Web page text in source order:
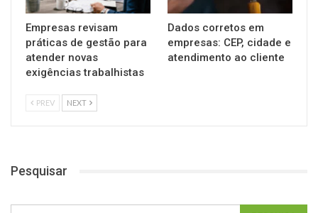
Empresas revisam
práticas de gestão para
atender novas
exigências trabalhistas
Dados corretos em
empresas: CEP, cidade e
atendimento ao cliente
PREV NEXT
Pesquisar